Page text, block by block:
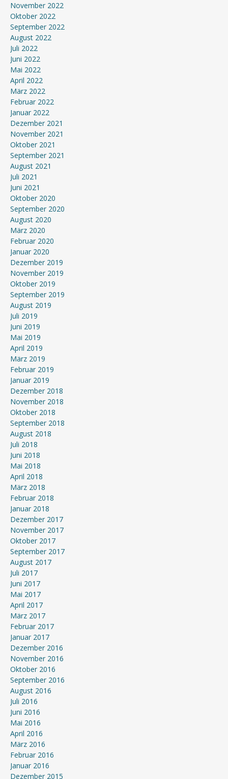
November 2022
Oktober 2022
September 2022
August 2022
Juli 2022
Juni 2022
Mai 2022
April 2022
März 2022
Februar 2022
Januar 2022
Dezember 2021
November 2021
Oktober 2021
September 2021
August 2021
Juli 2021
Juni 2021
Oktober 2020
September 2020
August 2020
März 2020
Februar 2020
Januar 2020
Dezember 2019
November 2019
Oktober 2019
September 2019
August 2019
Juli 2019
Juni 2019
Mai 2019
April 2019
März 2019
Februar 2019
Januar 2019
Dezember 2018
November 2018
Oktober 2018
September 2018
August 2018
Juli 2018
Juni 2018
Mai 2018
April 2018
März 2018
Februar 2018
Januar 2018
Dezember 2017
November 2017
Oktober 2017
September 2017
August 2017
Juli 2017
Juni 2017
Mai 2017
April 2017
März 2017
Februar 2017
Januar 2017
Dezember 2016
November 2016
Oktober 2016
September 2016
August 2016
Juli 2016
Juni 2016
Mai 2016
April 2016
März 2016
Februar 2016
Januar 2016
Dezember 2015